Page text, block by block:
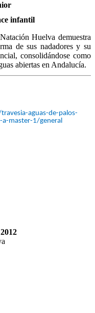
infantil
Huelva demuestra
de sus nadadores y su
consolidándose como
abiertas en Andalucía.
aguas-de-palos-
master-1/general